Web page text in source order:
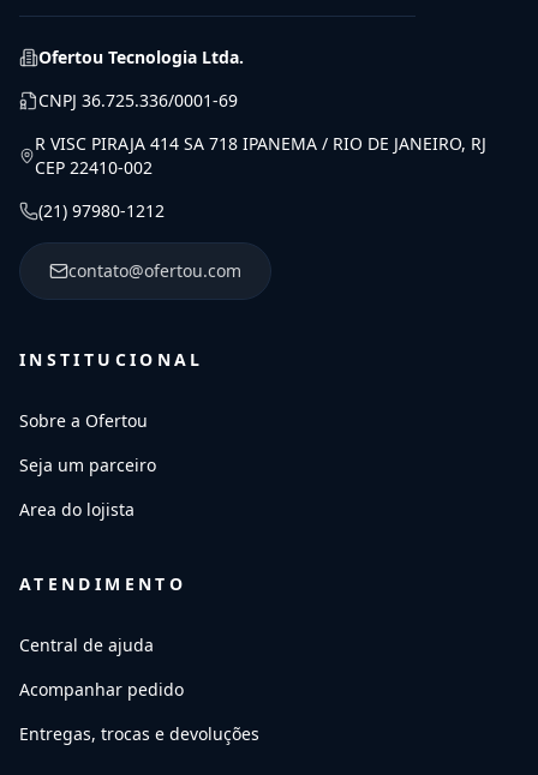
Ofertou Tecnologia Ltda.
CNPJ 36.725.336/0001-69
R VISC PIRAJA 414 SA 718 IPANEMA / RIO DE JANEIRO, RJ
CEP 22410-002
(21) 97980-1212
contato@ofertou.com
INSTITUCIONAL
Sobre a Ofertou
Seja um parceiro
Area do lojista
ATENDIMENTO
Central de ajuda
Acompanhar pedido
Entregas, trocas e devoluções